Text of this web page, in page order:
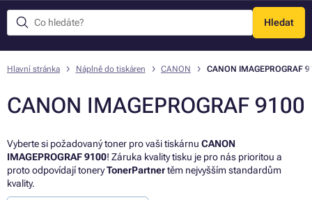
Hledat
Menu
Hlavní stránka Náplně do tiskáren CANON CANON IMAGEPROGRAF
CANON IMAGEPROGRAF 9100
Vyberte si požadovaný toner pro vaši tiskárnu CANON
IMAGEPROGRAF 9100! Záruka kvality tisku je pro nás prioritou a
proto odpovídají toneryTonerPartnertěm nejvyšším standardům
kvality.